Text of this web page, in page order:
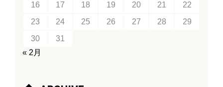
16
17 18 19 20 21
22
23
24 25 26 27 28
29
30
31
« 2月